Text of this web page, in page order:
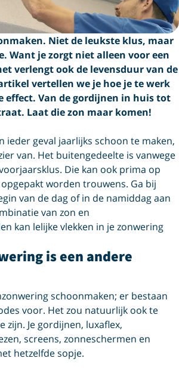
Niet de leukste klus, maar
Want je zorgt niet alleen voor een
verlengt ook de levensduur van de
vertellen we je hoe je te werk
effect. Van de gordijnen in huis tot
Laat die zon maar komen!
ieder geval jaarlijks schoon te maken,
van. Het buitengedeelte is vanwege
Die kan ook prima op
worden trouwens. Ga bij
van de dag of in de namiddag aan
van zon en
kan lelijke vlekken in je zonwering
is een andere
schoonmaken; er bestaan
voor. Het zou natuurlijk ook te
zijn. Je gordijnen, luxaflex,
screens, zonneschermen en
hetzelfde sopje.